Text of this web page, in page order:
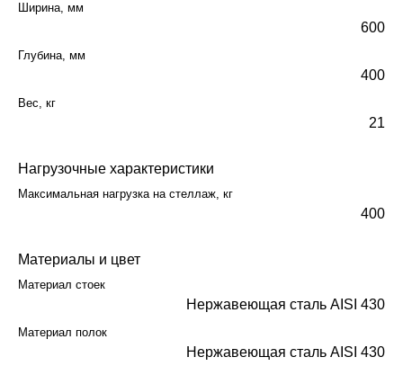
Ширина, мм
600
Глубина, мм
400
Вес, кг
21
Нагрузочные характеристики
Максимальная нагрузка на стеллаж, кг
400
Материалы и цвет
Материал стоек
Нержавеющая сталь AISI 430
Материал полок
Нержавеющая сталь AISI 430